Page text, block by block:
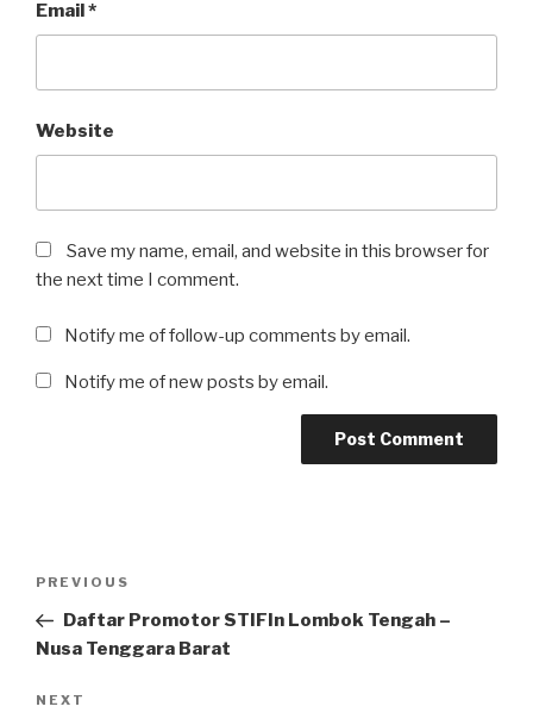
Email *
Website
Save my name, email, and website in this browser for
the next time I comment.
Notify me of follow-up comments by email.
Notify me of new posts by email.
Previous
Post
PREVIOUS
Daftar Promotor STIFIn Lombok Tengah –
Nusa Tenggara Barat
Next
NEXT